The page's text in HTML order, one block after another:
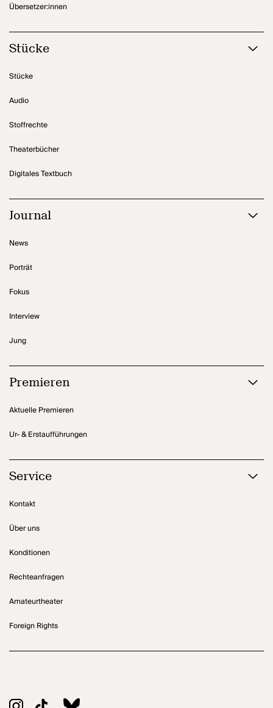
Übersetzer:innen
Stücke
Stücke
Audio
Stoffrechte
Theaterbücher
Digitales Textbuch
Journal
News
Porträt
Fokus
Interview
Jung
Premieren
Aktuelle Premieren
Ur- & Erstaufführungen
Service
Kontakt
Über uns
Konditionen
Rechteanfragen
Amateurtheater
Foreign Rights